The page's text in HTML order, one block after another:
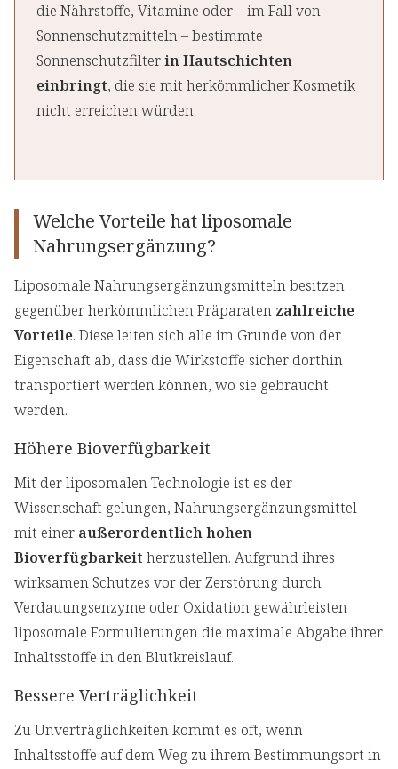
die Nährstoffe, Vitamine oder – im Fall von
Sonnenschutzmitteln – bestimmte
Sonnenschutzfilterin Hautschichten
einbringt, die sie mit herkömmlicher Kosmetik
nicht erreichen würden.
Welche Vorteile hat liposomale
Nahrungsergänzung?
Liposomale Nahrungsergänzungsmitteln besitzen
gegenüber herkömmlichen Präparaten zahlreiche
Vorteile. Diese leiten sich alle im Grunde von der
Eigenschaft ab, dass die Wirkstoffe sicher dorthin
transportiert werden können, wo sie gebraucht
werden.
Höhere Bioverfügbarkeit
Mit der liposomalen Technologie ist es der
Wissenschaft gelungen, Nahrungsergänzungsmittel
mit einer außerordentlich hohen
Bioverfügbarkeit herzustellen. Aufgrund ihres
wirksamen Schutzes vor der Zerstörung durch
Verdauungsenzyme oder Oxidation gewährleisten
liposomale Formulierungen die maximale Abgabe ihrer
Inhaltsstoffe in den Blutkreislauf.
Bessere Verträglichkeit
Zu Unverträglichkeiten kommt es oft, wenn
Inhaltsstoffe auf dem Weg zu ihrem Bestimmungsort in